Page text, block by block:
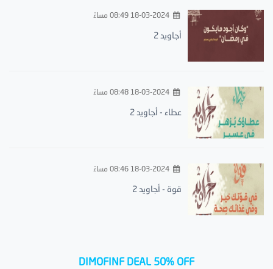
18-03-2024 08:49 مساءً
أجاويد 2
18-03-2024 08:48 مساءً
عطاء - أجاويد 2
18-03-2024 08:46 مساءً
قوة - أجاويد 2
DIMOFINF DEAL 50% OFF